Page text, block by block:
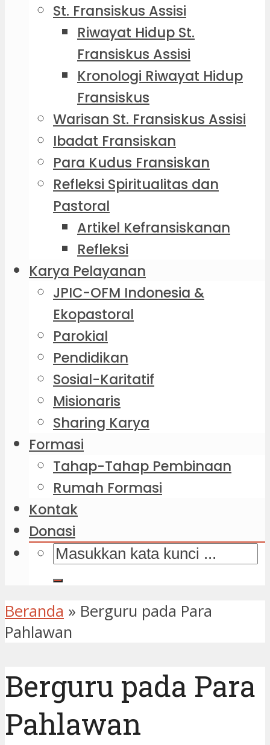
St. Fransiskus Assisi
Riwayat Hidup St.
Fransiskus Assisi
Kronologi Riwayat Hidup
Fransiskus
Warisan St. Fransiskus Assisi
Ibadat Fransiskan
Para Kudus Fransiskan
Refleksi Spiritualitas dan
Pastoral
Artikel Kefransiskanan
Refleksi
Karya Pelayanan
JPIC-OFM Indonesia &
Ekopastoral
Parokial
Pendidikan
Sosial-Karitatif
Misionaris
Sharing Karya
Formasi
Tahap-Tahap Pembinaan
Rumah Formasi
Kontak
Donasi
Beranda » Berguru pada Para
Pahlawan
Berguru pada Para
Pahlawan